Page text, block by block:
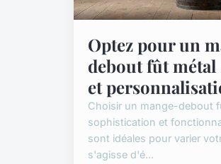
Optez pour un
debout fût métal
et
Choisir un mange-debout
sophistication et
sont idéales pour varier
s'agisse d'é...